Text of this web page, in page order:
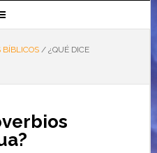
BÍBLICOS /¿QUÉ DICE